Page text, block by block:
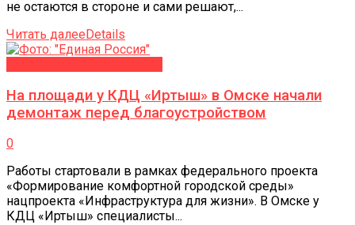
не остаются в стороне и сами решают,...
Читать далееDetails
На площади у КДЦ «Иртыш» в Омске начали
демонтаж перед благоустройством
0
Работы стартовали в рамках федерального проекта
«Формирование комфортной городской среды»
нацпроекта «Инфраструктура для жизни». В Омске у
КДЦ «Иртыш» специалисты...